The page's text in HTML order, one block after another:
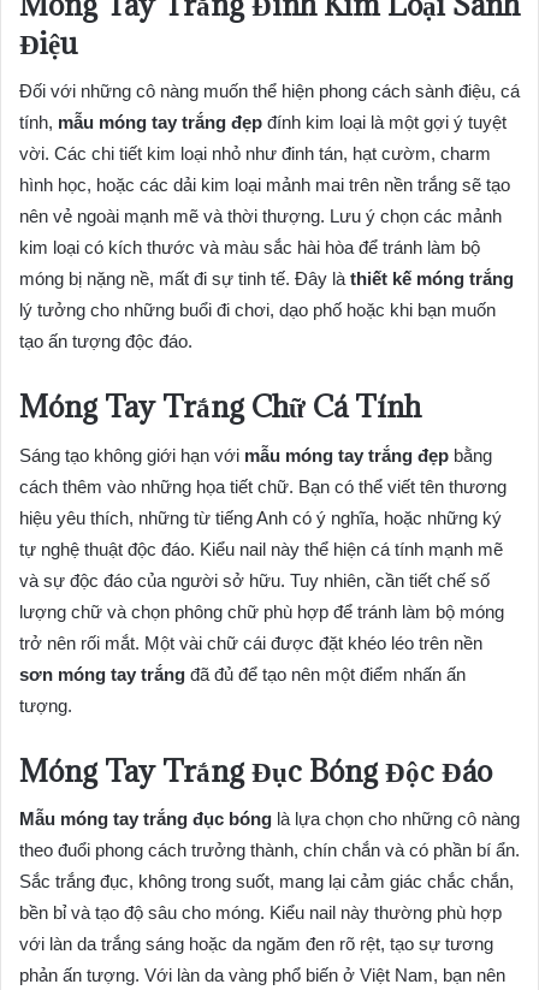
Điệu
Đối với những cô nàng muốn thể hiện phong cách sành điệu, cá
tính, mẫu móng tay trắng đẹp đính kim loại là một gợi ý tuyệt
vời. Các chi tiết kim loại nhỏ như đinh tán, hạt cườm, charm
hình học, hoặc các dải kim loại mảnh mai trên nền trắng sẽ tạo
nên vẻ ngoài mạnh mẽ và thời thượng. Lưu ý chọn các mảnh
kim loại có kích thước và màu sắc hài hòa để tránh làm bộ
móng bị nặng nề, mất đi sự tinh tế. Đây là thiết kế móng trắng
lý tưởng cho những buổi đi chơi, dạo phố hoặc khi bạn muốn
tạo ấn tượng độc đáo.
Móng Tay Trắng Chữ Cá Tính
Sáng tạo không giới hạn với mẫu móng tay trắng đẹp bằng
cách thêm vào những họa tiết chữ. Bạn có thể viết tên thương
hiệu yêu thích, những từ tiếng Anh có ý nghĩa, hoặc những ký
tự nghệ thuật độc đáo. Kiểu nail này thể hiện cá tính mạnh mẽ
và sự độc đáo của người sở hữu. Tuy nhiên, cần tiết chế số
lượng chữ và chọn phông chữ phù hợp để tránh làm bộ móng
trở nên rối mắt. Một vài chữ cái được đặt khéo léo trên nền
sơn móng tay trắng đã đủ để tạo nên một điểm nhấn ấn
tượng.
Móng Tay Trắng Đục Bóng Độc Đáo
Mẫu móng tay trắng đục bóng là lựa chọn cho những cô nàng
theo đuổi phong cách trưởng thành, chín chắn và có phần bí ẩn.
Sắc trắng đục, không trong suốt, mang lại cảm giác chắc chắn,
bền bỉ và tạo độ sâu cho móng. Kiểu nail này thường phù hợp
với làn da trắng sáng hoặc da ngăm đen rõ rệt, tạo sự tương
phản ấn tượng. Với làn da vàng phổ biến ở Việt Nam, bạn nên